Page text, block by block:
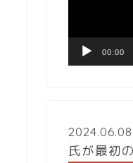
ヤ
00:00
氏が最初